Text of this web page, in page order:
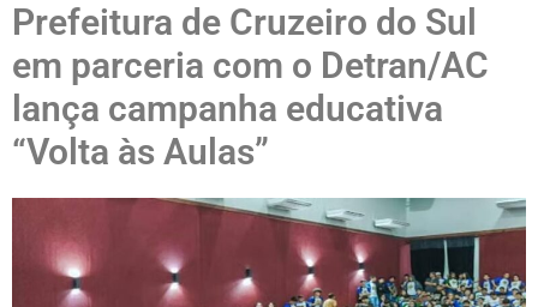
Prefeitura de Cruzeiro do Sul
em parceria com o Detran/AC
lança campanha educativa
“Volta às Aulas”